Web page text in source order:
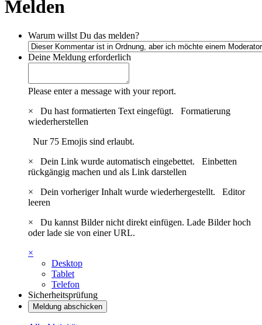
Melden
Warum willst Du das melden?
Deine Meldung erforderlich
Please enter a message with your report.
×
Du hast formatierten Text eingefügt. Formatierung
wiederherstellen
Nur 75 Emojis sind erlaubt.
×
Dein Link wurde automatisch eingebettet. Einbetten
rückgängig machen und als Link darstellen
×
Dein vorheriger Inhalt wurde wiederhergestellt. Editor
leeren
×
Du kannst Bilder nicht direkt einfügen. Lade Bilder hoch
oder lade sie von einer URL.
×
Desktop
Tablet
Telefon
Sicherheitsprüfung
Meldung abschicken